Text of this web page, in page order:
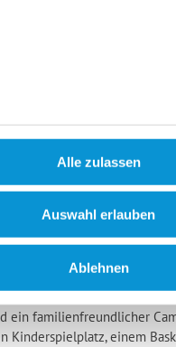
Alle zulassen
Auswahl erlauben
Ablehnen
Seeblick
direkt am herrlichen
ein familienfreundlicher
Kinderspielplatz, einem